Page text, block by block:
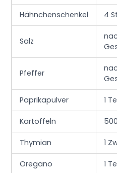
Hähnchenschenkel 4
Salz
Pfeffer
Paprikapulver 1
Kartoffeln
Thymian 1
Oregano 1